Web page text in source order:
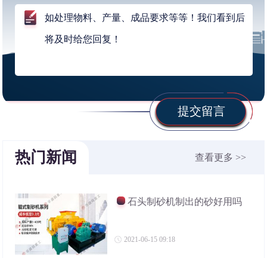
提交留言
热门新闻 查看更多 >>
石头制砂机制出的砂好用吗
2021-06-15 09:18